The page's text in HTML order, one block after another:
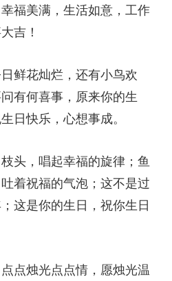
福美满，生活如意，工作
吉！
鲜花灿烂，还有小鸟欢
有何喜事，原来你的生
日快乐，心想事成。
头，唱起幸福的旋律；鱼
着祝福的气泡；这不是过
这是你的生日，祝你生日
点烛光点点情，愿烛光温